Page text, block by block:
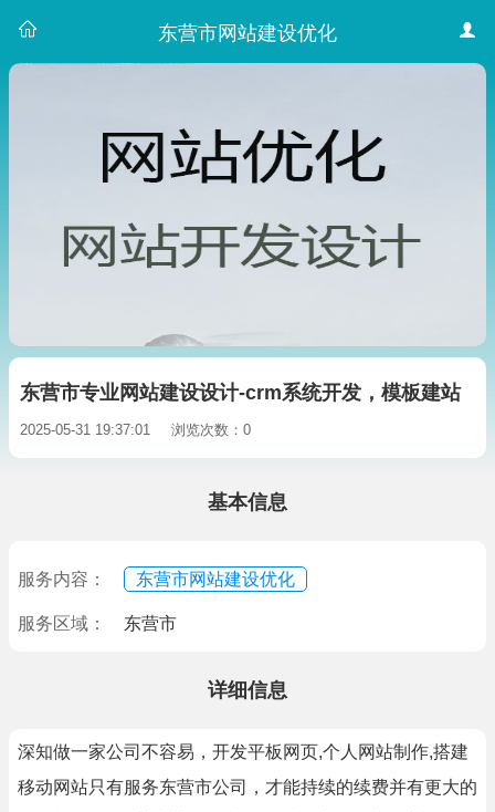
东营市网站建设优化
东营市专业网站建设设计-crm系统开发，模板建站
2025-05-31 19:37:01 浏览次数：0
基本信息
服务内容： 东营市网站建设优化
服务区域： 东营市
详细信息
深知做一家公司不容易，开发平板网页,个人网站制作,搭建
移动网站只有服务东营市公司，才能持续的续费并有更大的